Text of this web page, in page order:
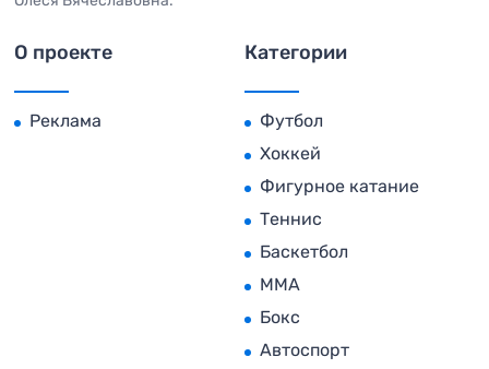
О проекте
Реклама
Категории
Футбол
Хоккей
Фигурное катание
Теннис
Баскетбол
MMA
Бокс
Автоспорт